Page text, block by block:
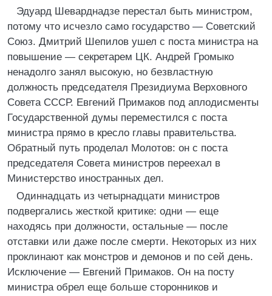
Эдуард Шеварднадзе перестал быть министром,
потому что исчезло само государство — Советский
Союз. Дмитрий Шепилов ушел с поста министра на
повышение — секретарем ЦК. Андрей Громыко
ненадолго занял высокую, но безвластную
должность председателя Президиума Верховного
Совета СССР. Евгений Примаков под аплодисменты
Государственной думы переместился с поста
министра прямо в кресло главы правительства.
Обратный путь проделал Молотов: он с поста
председателя Совета министров переехал в
Министерство иностранных дел.
Одиннадцать из четырнадцати министров
подвергались жесткой критике: одни — еще
находясь при должности, остальные — после
отставки или даже после смерти. Некоторых из них
проклинают как монстров и демонов и по сей день.
Исключение — Евгений Примаков. Он на посту
министра обрел еще больше сторонников и